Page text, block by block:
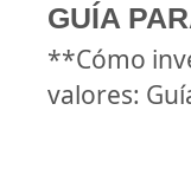
GUÍA
**Cómo
valores: